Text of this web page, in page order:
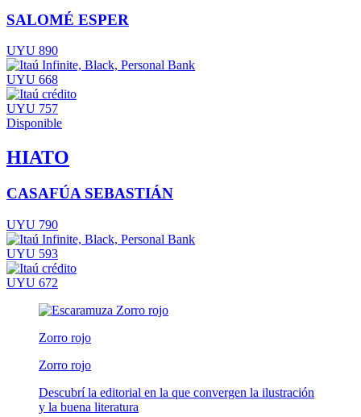
SALOMÉ ESPER
UYU 890
UYU 668
UYU 757
Disponible
HIATO
CASAFÚA SEBASTIÁN
UYU 790
UYU 593
UYU 672
Zorro rojo
Zorro rojo
Descubrí la editorial en la que convergen la ilustración
y la buena literatura